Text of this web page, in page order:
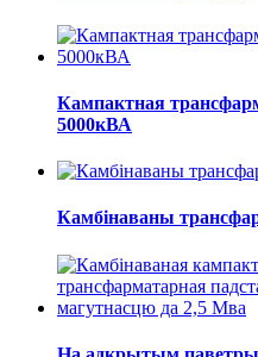
Кампактная
5000кВА
Камбінаваны